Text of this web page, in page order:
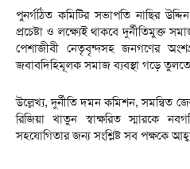
পুনর্গঠিত কমিটির সভাপতি নাছির
প্রচেষ্টা ও লক্ষ্যেই থাকবে দুর্নীতিমুক্ত
পেশাজীবী নেতৃবৃন্দসহ জনগণের
জবাবদিহিমূলক সমাজ ব্যবস্থা গড়ে
উল্লেখ্য, দুর্নীতি দমন কমিশন, সমন্বিত
রিজিয়া খাতুন স্বাক্ষরিত স্মারকে
সহযোগিতার জন্য সংশ্লিষ্ট সব পক্ষকে